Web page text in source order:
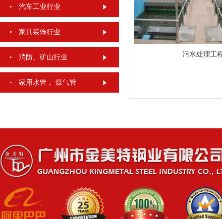
汽车工业行业
家具装饰行业
消防、矿山行业
家用水管， 煤气管
污水处理工